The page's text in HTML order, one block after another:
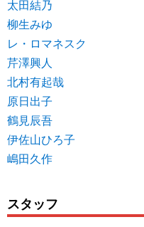
太田結乃
柳生みゆ
レ・ロマネスク
芹澤興人
北村有起哉
原日出子
鶴見辰吾
伊佐山ひろ子
嶋田久作
スタッフ